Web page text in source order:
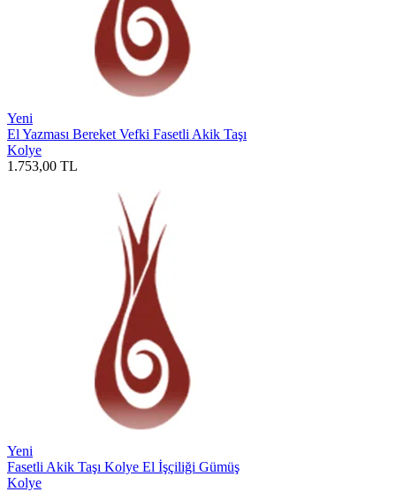
Yeni
El Yazması Bereket Vefki Fasetli Akik Taşı
Kolye
1.753,00 TL
Yeni
Fasetli Akik Taşı Kolye El İşçiliği Gümüş
Kolye